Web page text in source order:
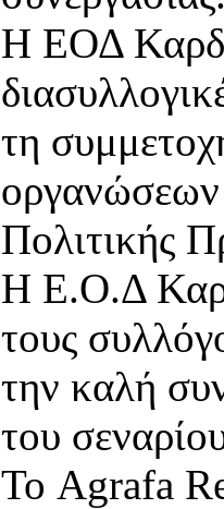
Η ΕΟΔ
τη
Πολιτικής
H Ε.Ο.Δ
τους
την καλή
του
Το Agrafa